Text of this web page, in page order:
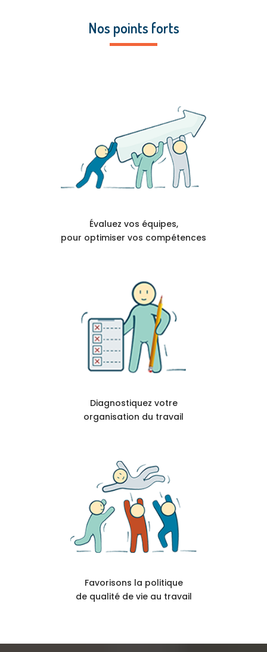
Nos points forts
Évaluez vos équipes,
pour optimiser vos compétences
Diagnostiquez votre
organisation du travail
Favorisons la politique
de qualité de vie au travail